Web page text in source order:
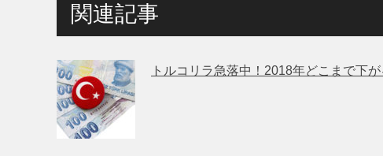
関連記事
トルコリラ急落中！2018年どこまで下